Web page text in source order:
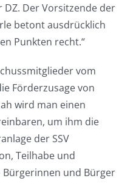
DZ. Der Vorsitzende der
betont ausdrücklich
Punkten recht.“
vom
Förderzusage von
wird man einen
um ihm die
der SSV
Teilhabe und
Bürgerinnen und Bürger